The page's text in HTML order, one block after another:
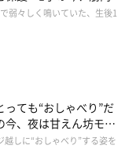
成長
弱々しく鳴いていた、生後1
ても“おしゃべり”だ
、夜は甘えん坊モー
！
越しに“おしゃべり”する姿を